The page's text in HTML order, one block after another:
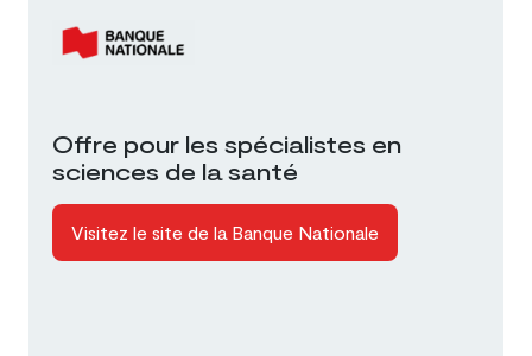
Offre pour les spécialistes en
sciences de la santé
Visitez le site de la Banque Nationale